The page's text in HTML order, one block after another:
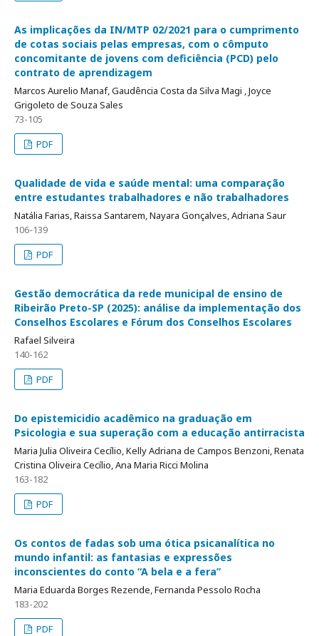
As implicações da IN/MTP 02/2021 para o cumprimento
de cotas sociais pelas empresas, com o cômputo
concomitante de jovens com deficiência (PCD) pelo
contrato de aprendizagem
Marcos Aurelio Manaf, Gaudência Costa da Silva Magi , Joyce
Grigoleto de Souza Sales
73-105
PDF
Qualidade de vida e saúde mental: uma comparação
entre estudantes trabalhadores e não trabalhadores
Natália Farias, Raissa Santarem, Nayara Gonçalves, Adriana Saur
106-139
PDF
Gestão democrática da rede municipal de ensino de
Ribeirão Preto-SP (2025): análise da implementação dos
Conselhos Escolares e Fórum dos Conselhos Escolares
Rafael Silveira
140-162
PDF
Do epistemicidio acadêmico na graduação em
Psicologia e sua superação com a educação antirracista
Maria Julia Oliveira Cecílio, Kelly Adriana de Campos Benzoni, Renata
Cristina Oliveira Cecílio, Ana Maria Ricci Molina
163-182
PDF
Os contos de fadas sob uma ótica psicanalítica no
mundo infantil: as fantasias e expressões
inconscientes do conto “A bela e a fera”
Maria Eduarda Borges Rezende, Fernanda Pessolo Rocha
183-202
PDF